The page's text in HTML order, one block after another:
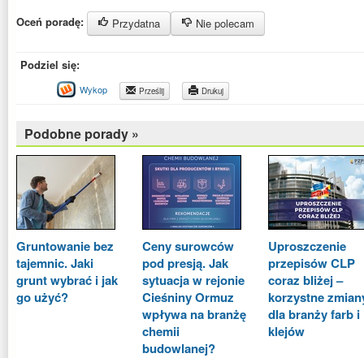
Oceń poradę: Przydatna Nie polecam
Podziel się:
Wykop Prześlij Drukuj
Podobne porady »
Gruntowanie bez
tajemnic. Jaki
grunt wybrać i jak
go użyć?
Ceny surowców
pod presją. Jak
sytuacja w rejonie
Cieśniny Ormuz
wpływa na branżę
chemii
budowlanej?
Uproszczenie
przepisów CLP
coraz bliżej –
korzystne
dla branży farb i
klejów